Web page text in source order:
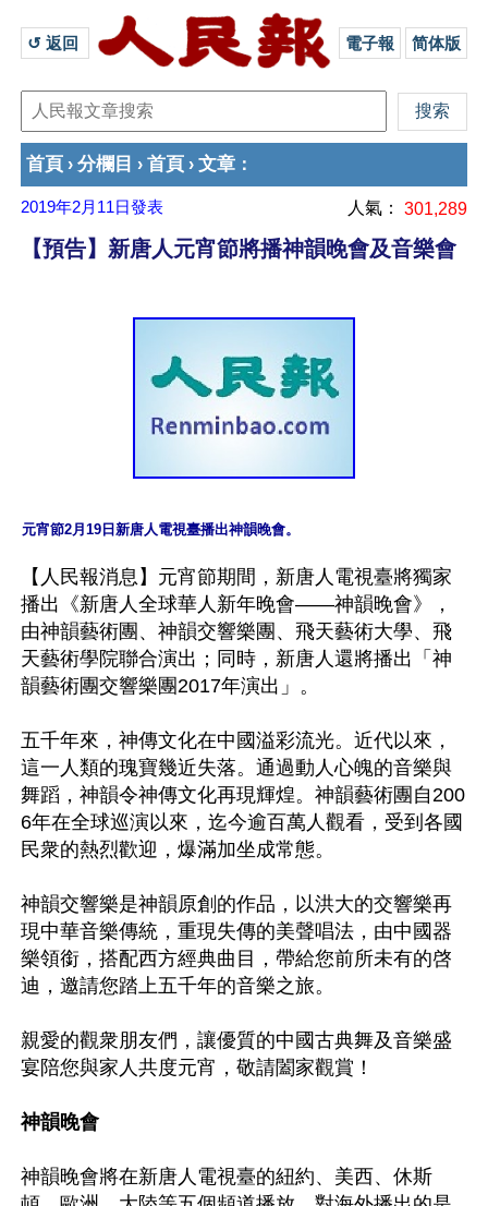
↺ 返回 電子報 简体版
首頁 › 分欄目 › 首頁 › 文章 ：
2019年2月11日發表 人氣： 301,289
【預告】新唐人元宵節將播神韻晚會及音樂會
元宵節2月19日新唐人電視臺播出神韻晚會。
【人民報消息】元宵節期間，新唐人電視臺將獨家
播出《新唐人全球華人新年晚會——神韻晚會》，
由神韻藝術團、神韻交響樂團、飛天藝術大學、飛
天藝術學院聯合演出；同時，新唐人還將播出「神
韻藝術團交響樂團2017年演出」。
五千年來，神傳文化在中國溢彩流光。近代以來，
這一人類的瑰寶幾近失落。通過動人心魄的音樂與
舞蹈，神韻令神傳文化再現輝煌。神韻藝術團自200
6年在全球巡演以來，迄今逾百萬人觀看，受到各國
民衆的熱烈歡迎，爆滿加坐成常態。
神韻交響樂是神韻原創的作品，以洪大的交響樂再
現中華音樂傳統，重現失傳的美聲唱法，由中國器
樂領銜，搭配西方經典曲目，帶給您前所未有的啓
迪，邀請您踏上五千年的音樂之旅。
親愛的觀衆朋友們，讓優質的中國古典舞及音樂盛
宴陪您與家人共度元宵，敬請闔家觀賞！
神韻晚會
神韻晚會將在新唐人電視臺的紐約、美西、休斯